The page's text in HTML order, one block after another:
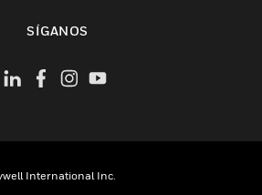
SÍGANOS
International Inc.